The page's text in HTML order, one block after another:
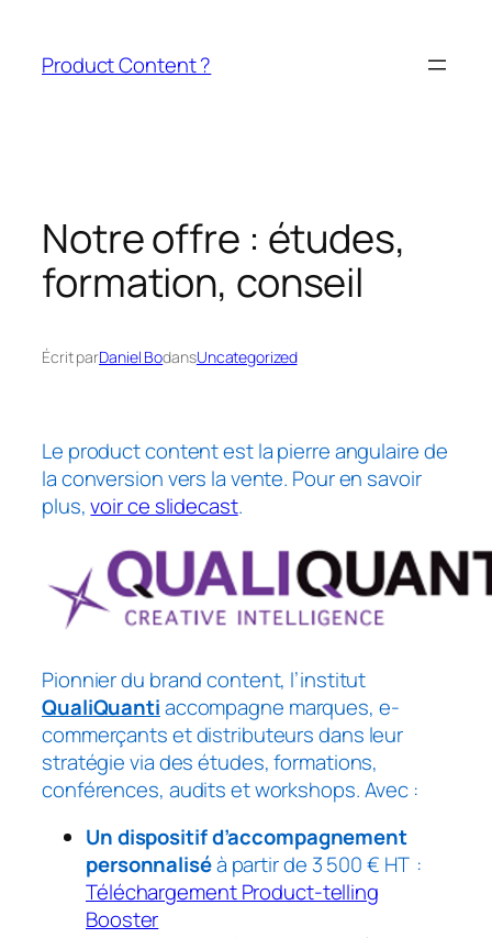
contenu
Product Content ?
Notre offre : études,
formation, conseil
Écrit parDaniel BodansUncategorized
Le product content est la pierre angulaire de
la conversion vers la vente. Pour en savoir
plus,voir ce slidecast.
Pionnier du brand content, l’institut
QualiQuantiaccompagne marques, e-
commerçants et distributeurs dans leur
stratégie via des études, formations,
conférences, audits et workshops. Avec :
Un dispositif d’accompagnement
personnaliséà partir de 3 500 ‎€ HT :
Téléchargement Product-telling
Booster